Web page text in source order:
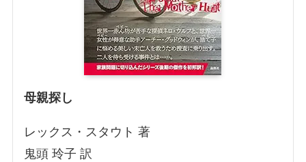
母親探し
レックス・スタウト 著
鬼頭 玲子 訳